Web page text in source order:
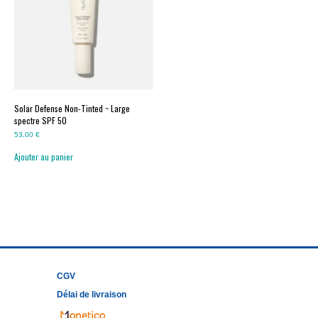
la peau du stress oxydatif.
Complexe lipidique
Solar Defense Non-Tinted ~ Large
spectre SPF 50
53,00 €
Ajouter au panier
CGV
Délai de livraison